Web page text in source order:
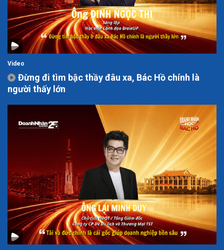
Video
Đừng đi tìm bậc thầy đâu xa, Bác Hồ chính là
người thấy lớn